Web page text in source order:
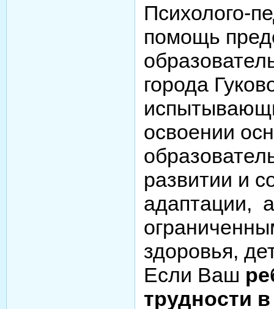
Психолого-
помощь
города
освоении
развитии и
адаптации,
здоровья,
Если Ваш
трудности